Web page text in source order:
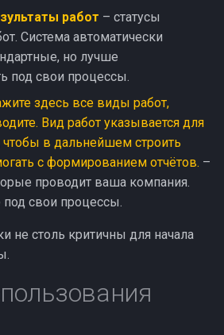
работ – статусы
Система автоматически
но лучше
под свои процессы.
здесь все виды работ,
Вид работ указывается для
в дальнейшем строить
с формированием отчётов. –
проводит ваша компания.
под свои процессы.
не столь критичны для начала